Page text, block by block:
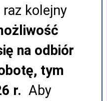
kolejny
na odbiór
tym
r. Aby